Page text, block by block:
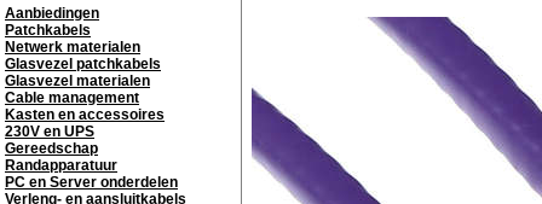
Aanbiedingen
Patchkabels
Netwerk materialen
Glasvezel patchkabels
Glasvezel materialen
Cable management
Kasten en accessoires
230V en UPS
Gereedschap
Randapparatuur
PC en Server onderdelen
Verleng- en aansluitkabels